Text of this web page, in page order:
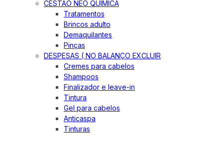
CESTÃO NEO QUIMICA
Tratamentos
Brincos adulto
Demaquilantes
Pinças
DESPESAS ( NO BALANÇO EXCLUIR
Cremes para cabelos
Shampoos
Finalizador e leave-in
Tintura
Gel para cabelos
Anticaspa
Tinturas